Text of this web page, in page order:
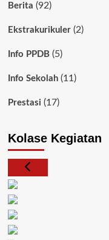
Berita (92)
Ekstrakurikuler(2)
Info PPDB(5)
Info Sekolah(11)
Prestasi (17)
Kolase Kegiatan